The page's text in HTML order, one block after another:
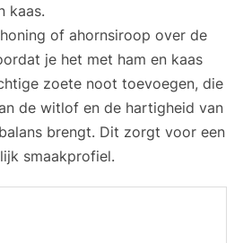
kaas.
of ahornsiroop over de
je het met ham en kaas
zoete noot toevoegen, die
de witlof en de hartigheid van
brengt. Dit zorgt voor een
smaakprofiel.